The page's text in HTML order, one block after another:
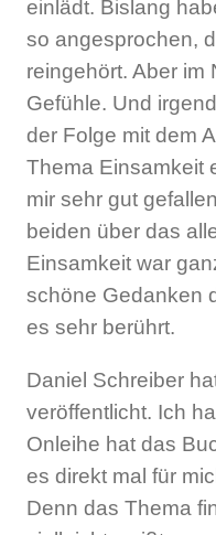
einlädt. Bislang
so angesprochen,
reingehört. Aber im
Gefühle. Und
der Folge mit dem
Thema Einsamkeit
mir sehr gut
beiden über das
Einsamkeit war
schöne Gedanken
es sehr berührt.
Daniel Schreiber
veröffentlicht. Ich
Onleihe hat das
es direkt mal für
Denn das Thema